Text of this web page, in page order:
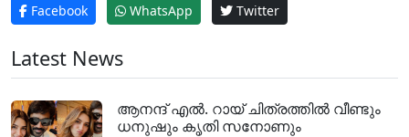
Facebook WhatsApp Twitter
Latest News
ആനന്ദ് എൽ. റായ് ചിത്രത്തിൽ വീണ്ടും
ധനുഷും കൃതി സനോണും